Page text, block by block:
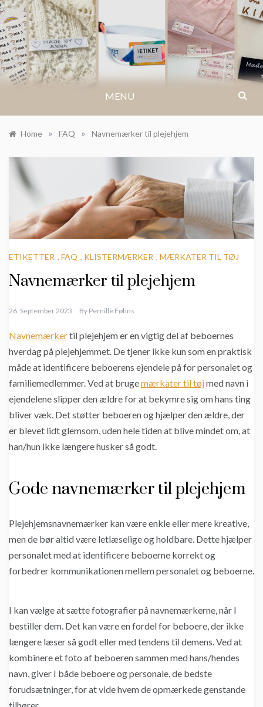
Skip
to
content
BLOG.IKASTETIKET.DK
MENU
Home » FAQ » Navnemærker til plejehjem
ETIKETTER , FAQ , KLISTERMÆRKER , MÆRKATER TIL TØJ
Navnemærker til plejehjem
26. September 2023 By Pernille Føhns
Navnemærkertil plejehjem er en vigtig del af beboernes
hverdag på plejehjemmet. De tjener ikke kun som en praktisk
måde at identificere beboerens ejendele på for personalet og
familiemedlemmer. Ved at brugemærkater til tøjmed navn i
ejendelene slipper den ældre for at bekymre sig om hans ting
bliver væk. Det støtter beboeren og hjælper den ældre, der
er blevet lidt glemsom, uden hele tiden at blive mindet om, at
han/hun ikke længere husker så godt.
Gode navnemærker til plejehjem
Plejehjemsnavnemærker kan være enkle eller mere kreative,
men de bør altid være letlæselige og holdbare. Dette hjælper
personalet med at identificere beboerne korrekt og
forbedrer kommunikationen mellem personalet og beboerne.
I kan vælge at sætte fotografier på navnemærkerne, når I
bestiller dem. Det kan være en fordel for beboere, der ikke
længere læser så godt eller med tendens til demens. Ved at
kombinere et foto af beboeren sammen med hans/hendes
navn, giver I både beboere og personale, de bedste
forudsætninger, for at vide hvem de opmærkede genstande